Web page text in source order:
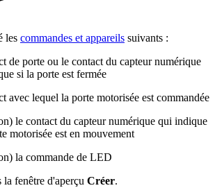
les commandes et appareils suivants :
de porte ou le contact du capteur numérique
si la porte est fermée
avec lequel la porte motorisée est commandée
le contact du capteur numérique qui indique
motorisée est en mouvement
la commande de LED
la fenêtre d'aperçu Créer.